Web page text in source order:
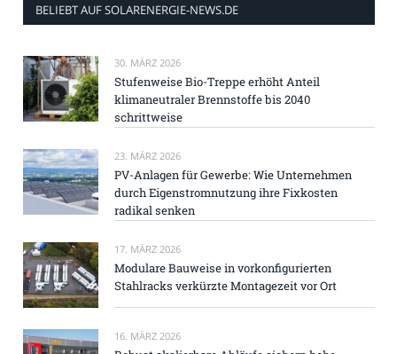
BELIEBT AUF SOLARENERGIE-NEWS.DE
30. MÄRZ 2026
Stufenweise Bio-Treppe erhöht Anteil
klimaneutraler Brennstoffe bis 2040
schrittweise
23. MÄRZ 2026
PV-Anlagen für Gewerbe: Wie Unternehmen
durch Eigenstromnutzung ihre Fixkosten
radikal senken
17. MÄRZ 2026
Modulare Bauweise in vorkonfigurierten
Stahlracks verkürzte Montagezeit vor Ort
16. MÄRZ 2026